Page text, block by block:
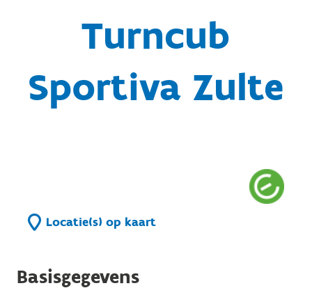
Turncub
Sportiva Zulte
Locatie(s) op kaart
Basisgegevens